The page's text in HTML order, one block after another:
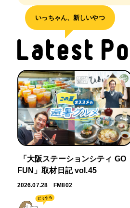
いっちゃん、新しいやつ
「大阪ステーションシティ GO
FUN」取材日記 vol.45
2026.07.28 FM802
どうやろ